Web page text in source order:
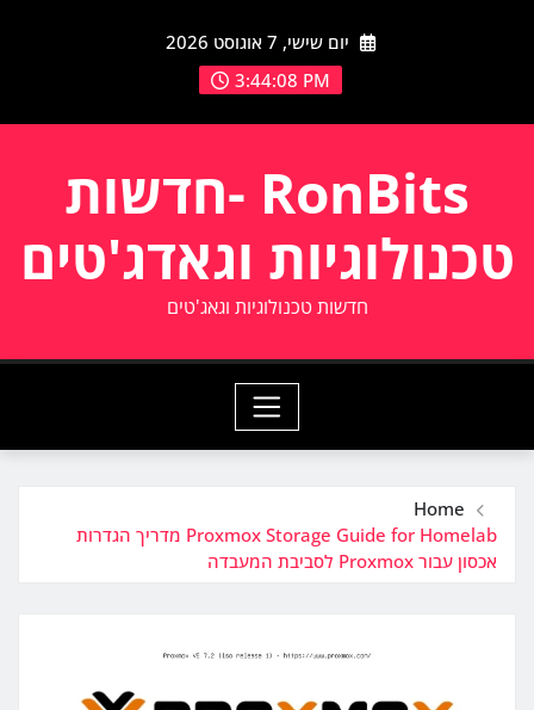
יום שישי, 7 אוגוסט 2026
3:44:09 PM
RonBits -חדשות
טכנולוגיות וגאדג'טים
חדשות טכנולוגיות וגאג'טים
Home
Proxmox Storage Guide for Homelab מדריך הגדרות
אכסון עבור Proxmox לסביבת המעבדה